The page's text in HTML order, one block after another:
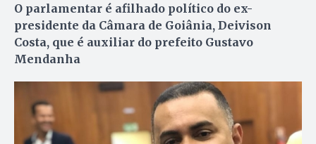
O parlamentar é afilhado político do ex-
presidente da Câmara de Goiânia, Deivison
Costa, que é auxiliar do prefeito Gustavo
Mendanha